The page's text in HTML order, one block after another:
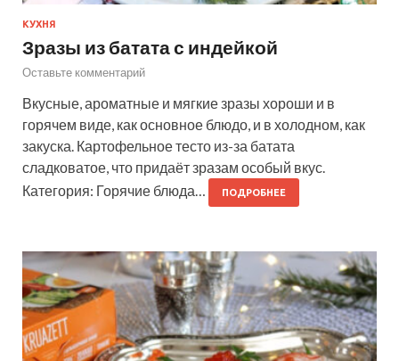
КУХНЯ
Зразы из батата с индейкой
Оставьте комментарий
Вкусные, ароматные и мягкие зразы хороши и в
горячем виде, как основное блюдо, и в холодном, как
закуска. Картофельное тесто из-за батата
сладковатое, что придаёт зразам особый вкус.
Категория: Горячие блюда…
ПОДРОБНЕЕ